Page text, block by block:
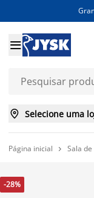

 Selecione uma
Página inicial  Sala
-28%